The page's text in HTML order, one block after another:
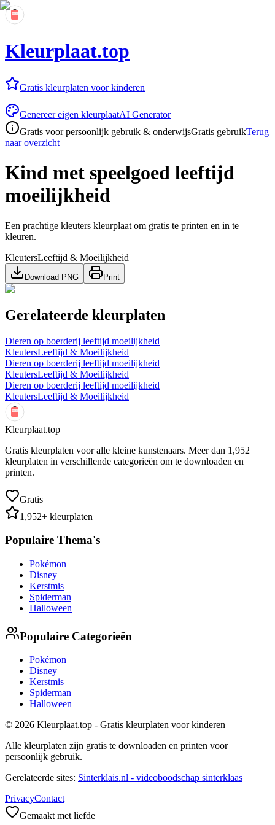
Kleurplaat.top
Gratis kleurplaten voor kinderen
Genereer eigen kleurplaatAI Generator
Gratis voor persoonlijk gebruik & onderwijsGratis gebruikTerug
naar overzicht
Kind met speelgoed leeftijd
moeilijkheid
Een prachtige kleuters kleurplaat om gratis te printen en in te
kleuren.
KleutersLeeftijd & Moeilijkheid
Download PNG Print
Gerelateerde kleurplaten
Dieren op boerderij leeftijd moeilijkheid
KleutersLeeftijd & Moeilijkheid
Dieren op boerderij leeftijd moeilijkheid
KleutersLeeftijd & Moeilijkheid
Dieren op boerderij leeftijd moeilijkheid
KleutersLeeftijd & Moeilijkheid
Kleurplaat.top
Gratis kleurplaten voor alle kleine kunstenaars. Meer dan 1,952
kleurplaten in verschillende categorieën om te downloaden en
printen.
Gratis
1,952+ kleurplaten
Populaire Thema's
Pokémon
Disney
Kerstmis
Spiderman
Halloween
Populaire Categorieën
Pokémon
Disney
Kerstmis
Spiderman
Halloween
© 2026 Kleurplaat.top - Gratis kleurplaten voor kinderen
Alle kleurplaten zijn gratis te downloaden en printen voor
persoonlijk gebruik.
Gerelateerde sites: Sinterklais.nl - videoboodschap sinterklaas
PrivacyContact
Gemaakt met liefde